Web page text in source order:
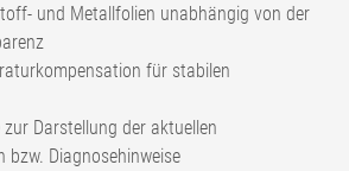
und Metallfolien unabhängig von der
für stabilen
zur Darstellung der aktuellen
bzw. Diagnosehinweise